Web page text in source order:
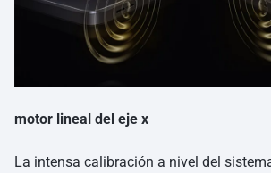
motor lineal del eje x
La intensa calibración a nivel del